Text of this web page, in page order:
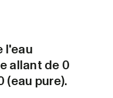
l'eau
allant de 0
(eau pure).